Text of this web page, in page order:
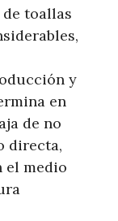
de toallas
y
en
de no
directa,
el medio